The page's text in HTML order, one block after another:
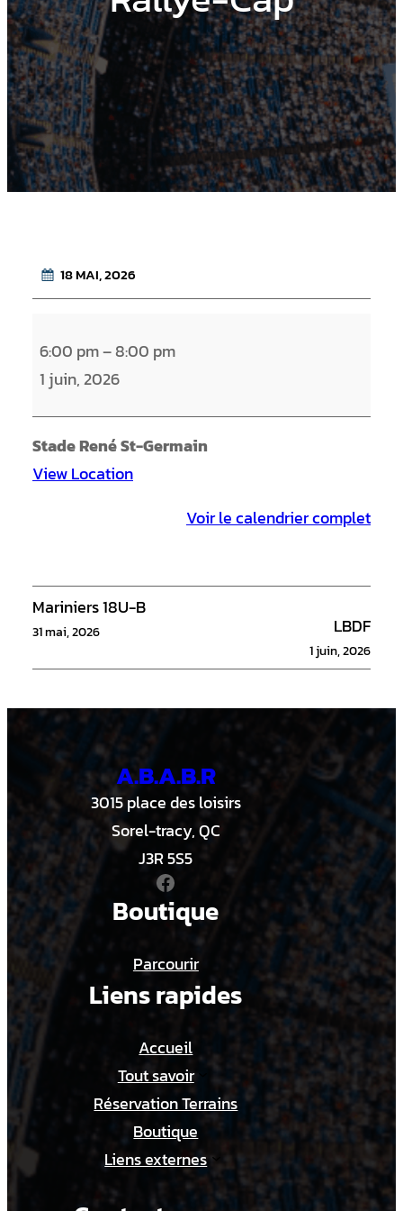
18 MAI, 2026
a
l
y
e
6:00 pm–8:00 pm
1 juin, 2026
Stade René St-Germain
View Location
Voir le calendrier complet
Mariniers 18U-B
31 mai, 2026 LBDF
1 juin, 2026
A.B.A.B.R
3015 place des loisirs
Sorel-tracy, QC
J3R 5S5
Facebook
Boutique
Parcourir
Liens rapides
Accueil
Tout savoir
Réservation Terrains
Boutique
Liens externes